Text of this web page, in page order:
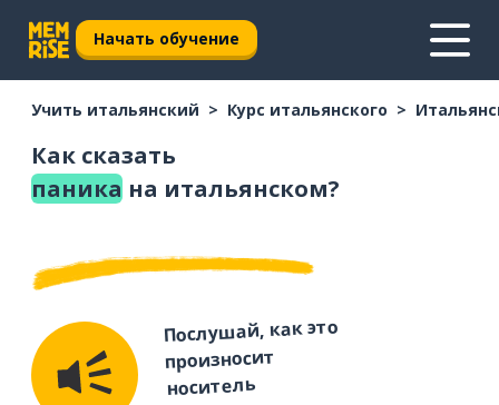
Начать обучение
Учить итальянский Курс итальянского
Как сказать
паника на итальянском?
Послушай, как это
произносит
носитель